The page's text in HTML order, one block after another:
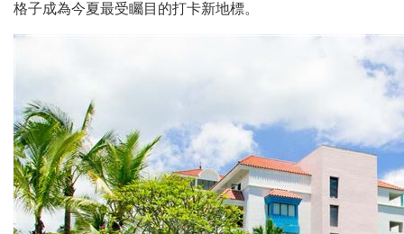
格子成為今夏最受矚目的打卡新地標。